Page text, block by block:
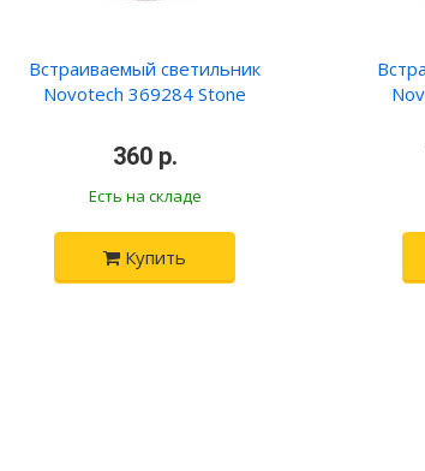
Встраиваемый светильник
Novotech 369284 Stone
360 р.
Есть на складе
Купить